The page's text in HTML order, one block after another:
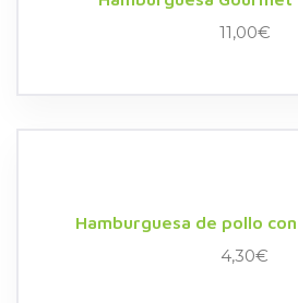
11,00€
Hamburguesa de pollo
4,30€